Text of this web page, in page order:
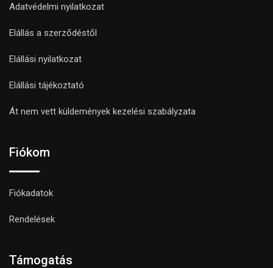
Adatvédelmi nyilatkozat
Elállás a szerződéstől
Elállási nyilatkozat
Elállási tájékoztató
Át nem vett küldemények kezelési szabályzata
Fiókom
Fiókadatok
Rendelések
Támogatás